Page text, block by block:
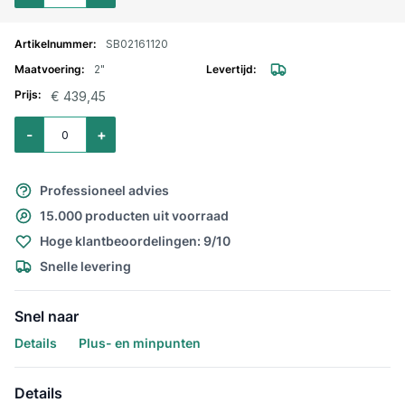
SB02161120
2"
€ 439,45
Aantal voor Magneetventiel 2/2 weg messing NC NBR 230 V AC 2"
+
-
Professioneel advies
15.000 producten uit voorraad
Hoge klantbeoordelingen: 9/10
Snelle levering
Snel naar
Details Plus- en minpunten
Details